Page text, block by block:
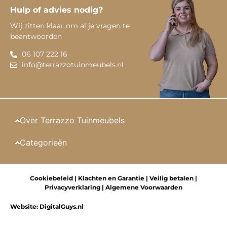
Hulp of advies nodig?
Wij zitten klaar om al je vragen te
beantwoorden
06 107 222 16
info@terrazzotuinmeubels.nl
Over Terrazzo Tuinmeubels
Categorieën
Website: DigitalGuys.nl
Cookiebeleid | Klachten en Garantie | Veilig betalen |
Privacyverklaring | Algemene Voorwaarden